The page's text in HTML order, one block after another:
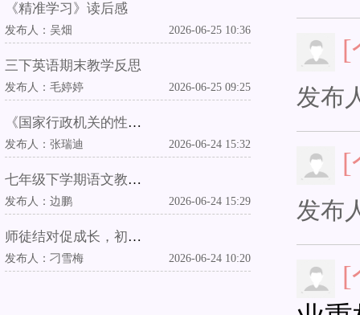
《精准学习》读后感
发布人： 吴畑 2026-06-25 10:36
三下英语期末教学反思
发布人：毛婷婷 2026-06-25 09:25
《国家行政机关的性质和职权》教学反思
发布人：张瑞迪 2026-06-24 15:32
七年级下学期语文教学工作总结
发布人：边鹏 2026-06-24 15:29
师徒结对促成长，初心笃行育新人
发布人：刁雪梅 2026-06-24 10:20
[
发布
[
发布
[